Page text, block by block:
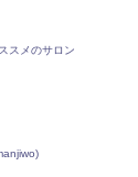
スメのサロン